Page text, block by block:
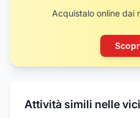
Acquistalo online dai
Attività simili nelle